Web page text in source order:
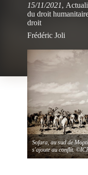
15/11/2021,
du droit
droit
Frédéric Joli
Sofara, au sud de
s'ajoute au conflit.